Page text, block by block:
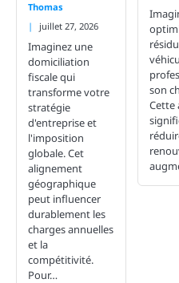
Thomas
juillet 27, 2026
Imaginez une
domiciliation
fiscale qui
transforme votre
stratégie
d'entreprise et
l'imposition
globale. Cet
alignement
géographique
peut influencer
durablement les
charges annuelles
et la
compétitivité.
Pour…
son
Cette